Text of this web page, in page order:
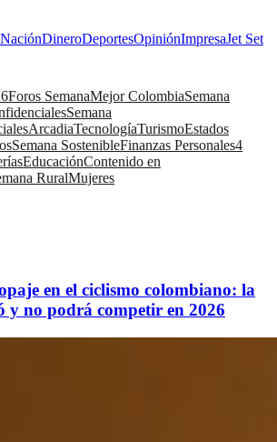
NaciónDineroDeportesOpiniónImpresaJet Set
Foros SemanaMejor ColombiaSemana
Semana
ArcadiaTecnologíaTurismoEstados
Semana SostenibleFinanzas Personales4
EducaciónContenido en
RuralMujeres
en el ciclismo colombiano: la
y no podrá competir en 2026